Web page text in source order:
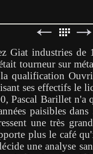
Giat industries de
tourneur sur
qualification
ses effectifs le
Pascal Barillet n'a
paisibles dans
une très
plus le café
une analyse